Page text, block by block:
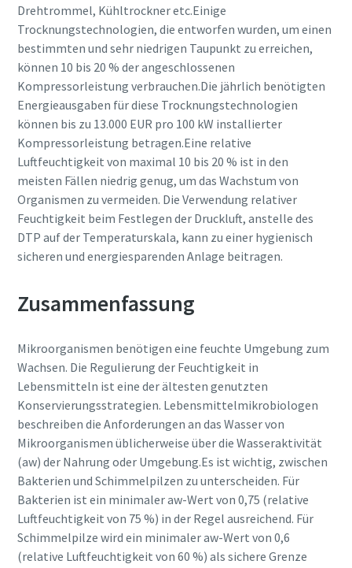
Drehtrommel, Kühltrockner etc.Einige
Trocknungstechnologien, die entworfen wurden, um einen
bestimmten und sehr niedrigen Taupunkt zu erreichen,
können 10 bis 20 % der angeschlossenen
Kompressorleistung verbrauchen.Die jährlich benötigten
Energieausgaben für diese Trocknungstechnologien
können bis zu 13.000 EUR pro 100 kW installierter
Kompressorleistung betragen.Eine relative
Luftfeuchtigkeit von maximal 10 bis 20 % ist in den
meisten Fällen niedrig genug, um das Wachstum von
Organismen zu vermeiden. Die Verwendung relativer
Feuchtigkeit beim Festlegen der Druckluft, anstelle des
DTP auf der Temperaturskala, kann zu einer hygienisch
sicheren und energiesparenden Anlage beitragen.
Zusammenfassung
Mikroorganismen benötigen eine feuchte Umgebung zum
Wachsen. Die Regulierung der Feuchtigkeit in
Lebensmitteln ist eine der ältesten genutzten
Konservierungsstrategien. Lebensmittelmikrobiologen
beschreiben die Anforderungen an das Wasser von
Mikroorganismen üblicherweise über die Wasseraktivität
(aw) der Nahrung oder Umgebung.Es ist wichtig, zwischen
Bakterien und Schimmelpilzen zu unterscheiden. Für
Bakterien ist ein minimaler aw-Wert von 0,75 (relative
Luftfeuchtigkeit von 75 %) in der Regel ausreichend. Für
Schimmelpilze wird ein minimaler aw-Wert von 0,6
(relative Luftfeuchtigkeit von 60 %) als sichere Grenze